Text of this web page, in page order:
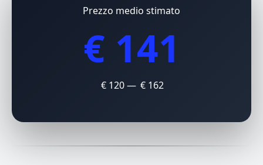
Prezzo medio stimato
€ 141
€ 120 — € 162